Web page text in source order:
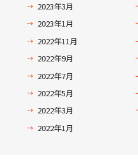
2023年3月
2023年1月
2022年11月
2022年9月
2022年7月
2022年5月
2022年3月
2022年1月